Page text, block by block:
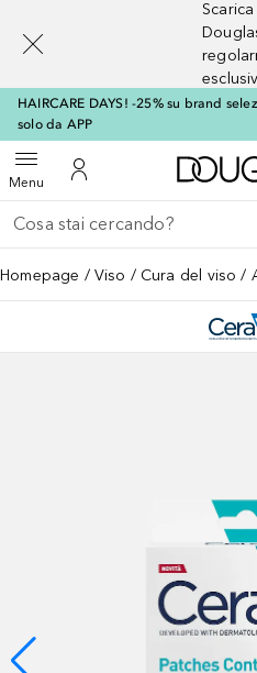
HAIRCARE DAYS! -25% su brand
solo da APP
MenuApri menuAl Mio Account
Torna indietro
Esegui ricerca
Homepage Viso Cura del viso
[navigation.slideout.screenreader]